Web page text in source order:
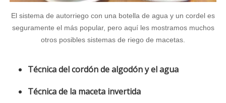
El sistema de autorriego con una botella de agua y un cordel es
seguramente el más popular, pero aquí les mostramos muchos
otros posibles sistemas de riego de macetas.
Técnica del cordón de algodón y el agua
Técnica de la maceta invertida